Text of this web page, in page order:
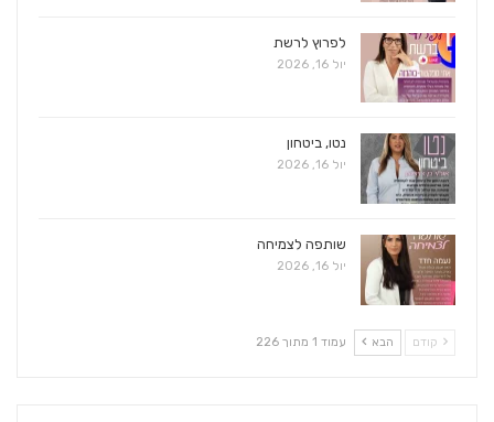
לפרוץ לרשת
יול 16, 2026
נטו, ביטחון
יול 16, 2026
שותפה לצמיחה
יול 16, 2026
קודם הבא עמוד 1 מתוך 226